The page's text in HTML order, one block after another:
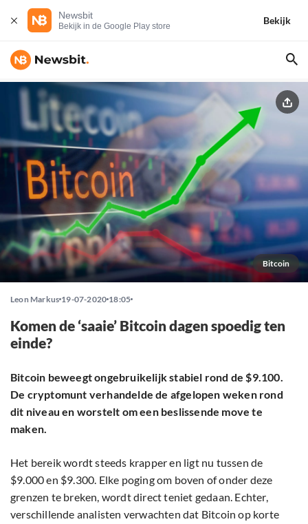
Newsbit
Bekijk in de Google Play store
Bekijk
Bitcoin
Leon Markus 19-07-2020 18:05
Komen de ‘saaie’ Bitcoin dagen spoedig ten
einde?
Bitcoin beweegt ongebruikelijk stabiel rond de $9.100.
De cryptomunt verhandelde de afgelopen weken rond
dit niveau en worstelt om een beslissende move te
maken.
Het bereik wordt steeds krapper en ligt nu tussen de
$9.000 en $9.300. Elke poging om boven of onder deze
grenzen te breken, wordt direct teniet gedaan. Echter,
verschillende analisten verwachten dat Bitcoin op korte